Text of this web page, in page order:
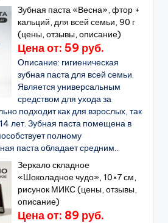
Зубная паста «Весна», фтор +
кальций, для всей семьи, 90 г
(цены, отзывы, описание)
Цена от: 59 руб.
Описание: гигиеническая
зубная паста для всей семьи.
Является универсальным
средством для ухода за
подходит как для взрослых, так
лет. Зубная паста помещена в
полному
паста обладает средним...
Зеркало складное
«Шоколадное чудо», 10×7 см,
рисунок МИКС (цены, отзывы,
описание)
Цена от: 89 руб.